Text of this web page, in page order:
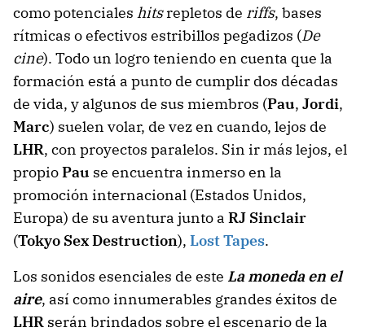
como potenciales hitsrepletos de riffs, bases
rítmicas o efectivos estribillos pegadizos (De
cine). Todo un logro teniendo en cuenta que la
formación está a punto de cumplir dos décadas
de vida, y algunos de sus miembros (Pau, Jordi,
Marc) suelen volar, de vez en cuando, lejos de
LHR, con proyectos paralelos. Sin ir más lejos, el
propioPau se encuentra inmerso en la
promoción internacional (Estados Unidos,
Europa) de su aventura junto a RJ Sinclair
(Tokyo Sex Destruction), Lost Tapes.
Los sonidos esenciales de este La moneda en el
aire, así como innumerables grandes éxitos de
LHR serán brindados sobre el escenario de la